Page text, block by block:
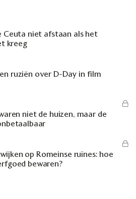
Ceuta niet afstaan als het
kreeg
ruziën over D-Day in film
niet de huizen, maar de
op Romeinse ruïnes: hoe
bewaren?